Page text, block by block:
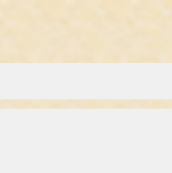
21 februar 98